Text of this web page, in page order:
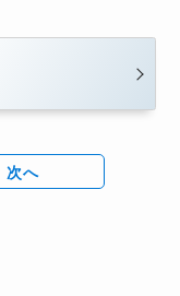
次へ